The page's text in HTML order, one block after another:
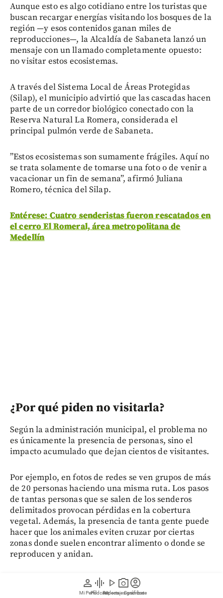
person
Mi Perfil
graphic_eq
Pódcast
play_arrow
Videos
photo_camera
Reportajes gráficos
account_circle
Suscríbete
Aunque esto es algo cotidiano entre los turistas que
buscan recargar energías visitando los bosques de la
región —y esos contenidos ganan miles de
reproducciones—, la Alcaldía de Sabaneta lanzó un
mensaje con un llamado completamente opuesto:
no visitar estos ecosistemas.
A través del Sistema Local de Áreas Protegidas
(Silap), el municipio advirtió que las cascadas hacen
parte de un corredor biológico conectado con la
Reserva Natural La Romera, considerada el
principal pulmón verde de Sabaneta.
”Estos ecosistemas son sumamente frágiles. Aquí no
se trata solamente de tomarse una foto o de venir a
vacacionar un fin de semana”, afirmó Juliana
Romero, técnica del Silap.
Entérese: Cuatro senderistas fueron rescatados en
el cerro El Romeral, área metropolitana de
Medellín
¿Por qué piden no visitarla?
Según la administración municipal, el problema no
es únicamente la presencia de personas, sino el
impacto acumulado que dejan cientos de visitantes.
Por ejemplo, en fotos de redes se ven grupos de más
de 20 personas haciendo una misma ruta. Los pasos
de tantas personas que se salen de los senderos
delimitados provocan pérdidas en la cobertura
vegetal. Además, la presencia de tanta gente puede
hacer que los animales eviten cruzar por ciertas
zonas donde suelen encontrar alimento o donde se
reproducen y anidan.
También hay un factor poco conocido: el uso de
bloqueadores solares, repelentes, jabones y otros